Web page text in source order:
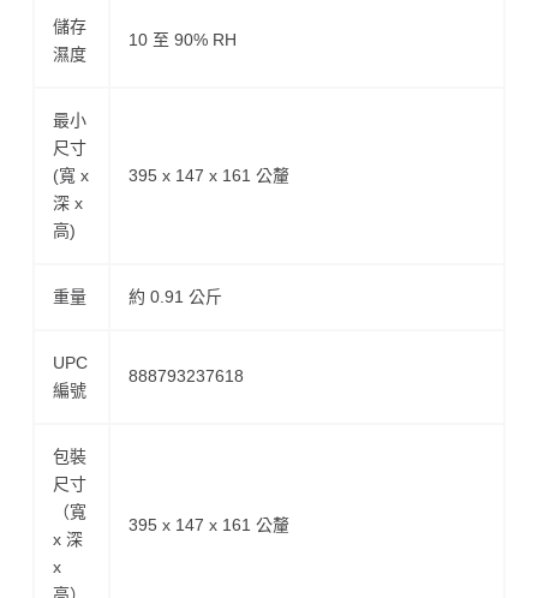
儲存
濕度
10 至 90% RH
最小
尺寸
(寬 x
深 x
高)
395 x 147 x 161 公釐
重量 約 0.91 公斤
UPC
編號
888793237618
包裝
尺寸
（寬
x 深
x
高）
395 x 147 x 161 公釐